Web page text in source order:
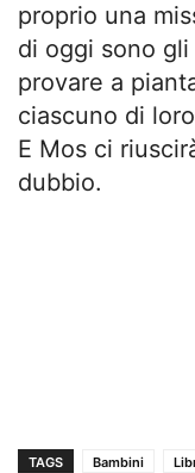
proprio una
di oggi sono gli
provare a
ciascuno di
E Mos ci
dubbio.
TAGS Bambini